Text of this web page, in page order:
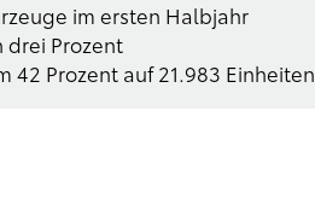
im ersten Halbjahr
drei Prozent
42 Prozent auf 21.983 Einheiten